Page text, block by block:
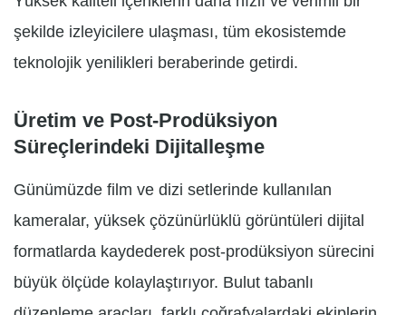
şekilde izleyicilere ulaşması, tüm ekosistemde
teknolojik yenilikleri beraberinde getirdi.
Üretim ve Post-Prodüksiyon
Süreçlerindeki Dijitalleşme
Günümüzde film ve dizi setlerinde kullanılan
kameralar, yüksek çözünürlüklü görüntüleri dijital
formatlarda kaydederek post-prodüksiyon sürecini
büyük ölçüde kolaylaştırıyor. Bulut tabanlı